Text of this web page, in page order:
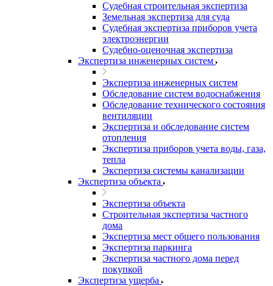
Судебная строительная экспертиза
Земельная экспертиза для суда
Судебная экспертиза приборов учета
электроэнергии
Судебно-оценочная экспертиза
Экспертиза инженерных систем
Экспертиза инженерных систем
Обследование систем водоснабжения
Обследование технического состояния
вентиляции
Экспертиза и обследование систем
отопления
Экспертиза приборов учета воды, газа,
тепла
Экспертиза системы канализации
Экспертиза объекта
Экспертиза объекта
Строительная экспертиза частного
дома
Экспертиза мест общего пользования
Экспертиза паркинга
Экспертиза частного дома перед
покупкой
Экспертиза ущерба